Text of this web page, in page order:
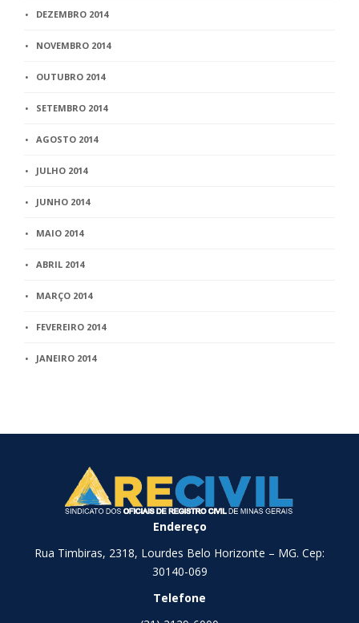
DEZEMBRO 2014
NOVEMBRO 2014
OUTUBRO 2014
SETEMBRO 2014
AGOSTO 2014
JULHO 2014
JUNHO 2014
MAIO 2014
ABRIL 2014
MARÇO 2014
FEVEREIRO 2014
JANEIRO 2014
Endereço
Rua Timbiras, 2318, Lourdes Belo Horizonte – MG. Cep:
30140-069
Telefone